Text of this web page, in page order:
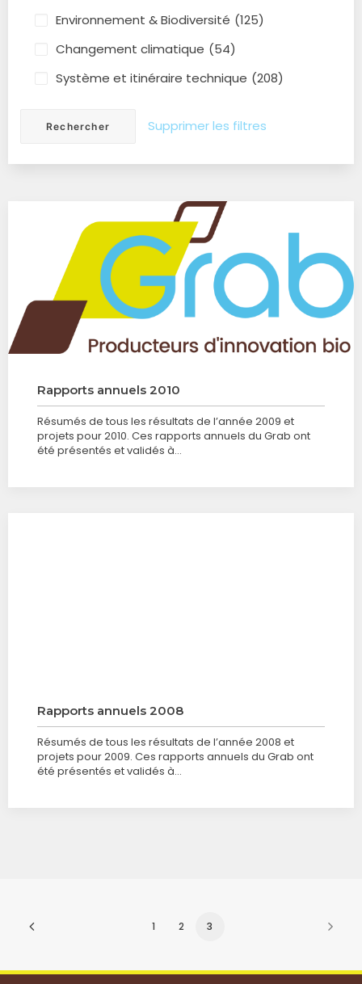
Environnement & Biodiversité (125)
Changement climatique (54)
Système et itinéraire technique (208)
Supprimer les filtres
Rapports annuels 2010
Résumés de tous les résultats de l’année 2009 et
projets pour 2010. Ces rapports annuels du Grab ont
été présentés et validés à…
Rapports annuels 2008
Résumés de tous les résultats de l’année 2008 et
projets pour 2009. Ces rapports annuels du Grab ont
été présentés et validés à…
1 2 3